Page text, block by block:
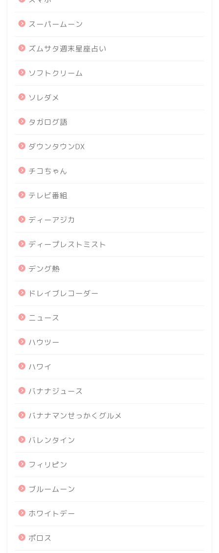
スーパームーン
ズムサタ週末星座占い
ソフトクリーム
ソレダメ
タガログ語
ダウンタウンDX
チコちゃん
テレビ番組
ディーアジカ
ディープレストミスト
デング熱
ドレイブレコーダー
ニュース
ハウツー
ハワイ
バナナジュース
バナナマンせっかくグルメ
バレンタイン
フィリピン
ブルームーン
ホワイトデー
ポロス